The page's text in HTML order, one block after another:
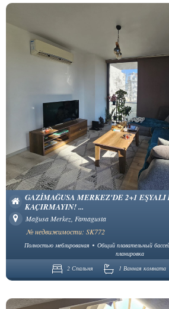
GAZIMAĞUSA MERKEZ'DE 2+1 EŞYALI
KAÇIRMAYIN! ...
Mağusa Merkez, Famagusta
№ недвижимости: SK772
Полностью меблированая Общий плавательный
планировка
2 Спальня
1 Ванная комната